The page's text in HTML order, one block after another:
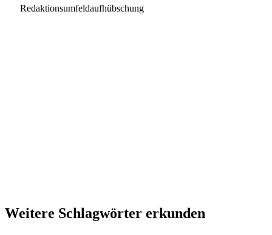
Redaktionsumfeldaufhübschung
Weitere Schlagwörter erkunden